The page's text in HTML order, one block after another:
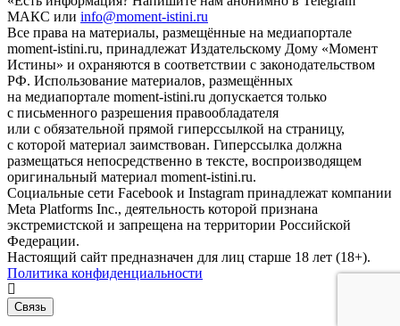
МАКС или info@moment-istini.ru
Все права на материалы, размещённые на медиапортале
moment-istini.ru, принадлежат Издательскому Дому «Момент
Истины» и охраняются в соответствии с законодательством
РФ. Использование материалов, размещённых
на медиапортале moment-istini.ru допускается только
с письменного разрешения правообладателя
или с обязательной прямой гиперссылкой на страницу,
с которой материал заимствован. Гиперссылка должна
размещаться непосредственно в тексте, воспроизводящем
оригинальный материал moment-istini.ru.
Социальные сети Facebook и Instagram принадлежат компании
Meta Platforms Inc., деятельность которой признана
экстремистской и запрещена на территории Российской
Федерации.
Настоящий сайт предназначен для лиц старше 18 лет (18+).
Политика конфиденциальности
Связь